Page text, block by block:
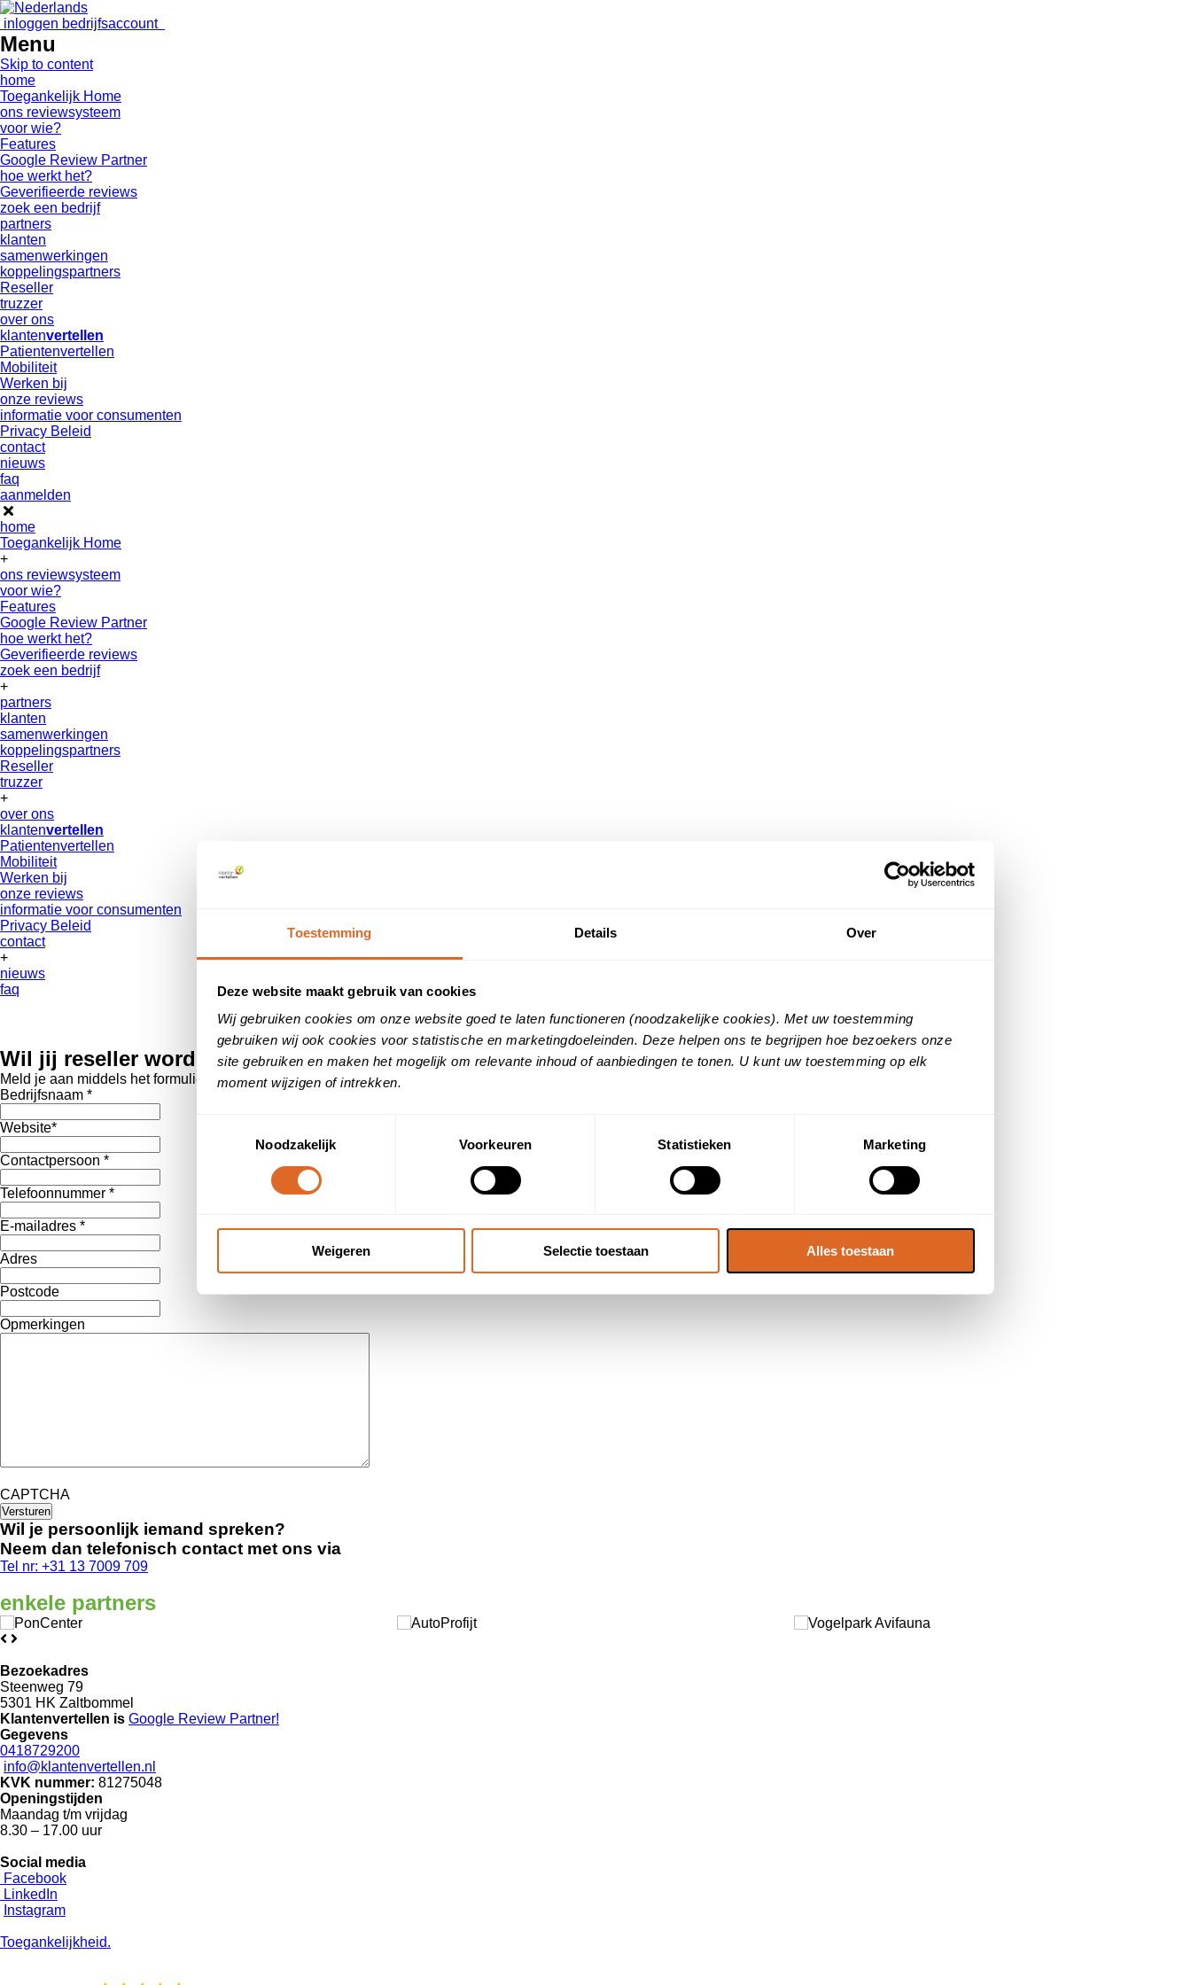
Toestemming Details Over
Deze website maakt gebruik van cookies
Wij gebruiken cookies om onze website goed te laten functioneren (noodzakelijke cookies). Met uw toestemming
gebruiken wij ook cookies voor statistische en marketingdoeleinden. Deze helpen ons te begrijpen hoe bezoekers onze
site gebruiken en maken het mogelijk om relevante inhoud of aanbiedingen te tonen. U kunt uw toestemming op elk
moment wijzigen of intrekken.
Noodzakelijk
Voorkeuren Statistieken Marketing
Weigeren Selectie toestaan Alles toestaan
inloggen bedrijfsaccount
Menu
Skip to content
home
Toegankelijk Home
ons reviewsysteem
voor wie?
Features
Google Review Partner
hoe werkt het?
Geverifieerde reviews
zoek een bedrijf
partners
klanten
samenwerkingen
koppelingspartners
Reseller
truzzer
over ons
klantenvertellen
Patientenvertellen
Mobiliteit
Werken bij
onze reviews
informatie voor consumenten
Privacy Beleid
contact
nieuws
faq
aanmelden
home
Toegankelijk Home
+
ons reviewsysteem
voor wie?
Features
Google Review Partner
hoe werkt het?
Geverifieerde reviews
zoek een bedrijf
+
partners
klanten
samenwerkingen
koppelingspartners
Reseller
truzzer
+
over ons
klantenvertellen
Patientenvertellen
Mobiliteit
Werken bij
onze reviews
informatie voor consumenten
Privacy Beleid
contact
+
nieuws
faq
Wil jij reseller worden?
Meld je aan middels het formulier en/of bel een van onze specialisten.
Bedrijfsnaam *
Website*
Contactpersoon *
Telefoonnummer *
E-mailadres *
Adres
Postcode
Opmerkingen
CAPTCHA
Wil je persoonlijk iemand spreken?
Neem dan telefonisch contact met ons via
Tel nr: +31 13 7009 709
enkele partners
Bezoekadres
Steenweg 79
5301 HK Zaltbommel
Klantenvertellen is Google Review Partner!
Gegevens
0418729200
info@klantenvertellen.nl
KVK nummer: 81275048
Openingstijden
Maandag t/m vrijdag
8.30 – 17.00 uur
Social media
Facebook
LinkedIn
Instagram
Toegankelijkheid.